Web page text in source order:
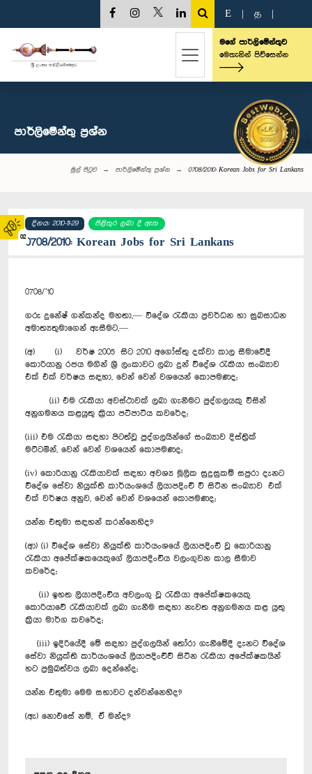
02
E த
මගේ පාර්ලිමේන්තුව
මෙතැනින් පිවිසෙන්න
පාර්ලි‌මේන්තු‌ ප්‍රශ්න
මුල් පිටුව පාර්ලි‌මේන්තු‌ ප්‍රශ්න 0708/2010: Korean Jobs for Sri Lankans
දිනය: 2010-11-29 පිළිතුර ලබා දී ඇත
0708/2010: Korean Jobs for Sri Lankans
0708/’10
ගරු දුනේෂ් ගන්කන්ද මහතා,— විදේශ රැකියා ප්‍රවර්ධන හා සුබසාධන
අමාත්‍යතුමාගෙන් ඇසීමට,—
(අ) (i) වර්ෂ 2005 සිට 2010 අ‍ගෝස්තු දක්වා කාල සීමාවේදී
කොරියානු රජය මගින් ශ්‍රී ලංකාවට ලබා දුන් විදේශ රැකියා සංඛ්‍යාව
එක් එක් වර්ෂය සඳහා, වෙන් වෙන් වශයෙන් කොපමණද;
(ii) එම රැකියා අවස්ථාවක් ලබා ගැනීමට පුද්ගලයකු විසින්
අනුගමනය කළයුතු ක්‍රියා පටිපාටිය කවරේද;
(iii) එම රැකියා සඳහා පිටත්වූ පුද්ගලයින්ගේ සංඛ්‍යාව දිස්ත්‍රික්
මට්ටමින්, වෙන් වෙන් වශයෙන් කොපමණද;
(iv) කොරියානු රැකියාවක් සඳහා අවශ්‍ය මූලික සුදුසුකම් සපුරා දැනට
විදේශ සේවා නියුක්ති කාර්යංශයේ ලියාපදිංචි වී සිටින සංඛ්‍යාව එක්
එක් වර්ෂය අනුව, වෙන් වෙන් වශයෙන් කොපමණද;
යන්න එතුමා සඳහන් කරන්නෙහිද?
(ආ) (i) විදේශ සේවා නියුක්ති කාර්යංශයේ ලියාපදිංචි වූ කොරියානු
රැකියා අපේක්ෂකයෙකුගේ ලියාපදිංචිය වලංගුවන කාල සීමාව
කවරේද;
(ii) ඉහත ලියාපදිංචිය අවලංගු වූ රැකියා අපේක්ෂකයෙකු
කොරියාවේ රැකියාවක් ලබා ගැනීම සඳහා නැවත අනුගමනය කළ යුතු
ක්‍රියා මාර්ග කවරේද;
(iii) ඉදිරියේදී මේ සඳහා පුද්ගලයින් තෝරා ගැනීමේදී දැනට ‍විදේශ
සේවා නියුක්ති කාර්යංශයේ ලියාපදිංචිවී සිටින රැකියා අපේක්ෂකයින්
හට ප්‍රමුඛත්වය ලබා‍ දෙන්නේද;
යන්න එතුමා මෙම සභාවට දන්වන්නෙහිද?
(ඇ) නොඑසේ නම්, ඒ මන්ද?